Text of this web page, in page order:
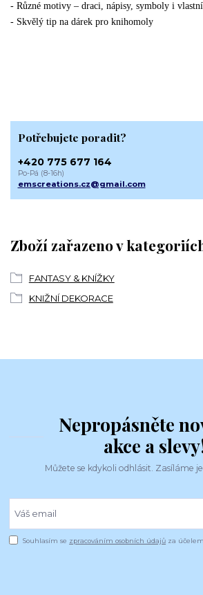
- Různé motivy – draci, nápisy, symboly i
- Skvělý tip na dárek pro knihomoly
Zboží zařazeno v
FANTASY & KNÍŽKY
KNIŽNÍ DEKORACE
Potřebujete poradit?
+420 775 677 164
Po-Pá (8-16h)
emscreations.cz@gmail.com
Nepropásněte
akce a
Můžete se kdykoli odhlásit. Zasíláme
Souhlasím se zpracováním osobních údajů za